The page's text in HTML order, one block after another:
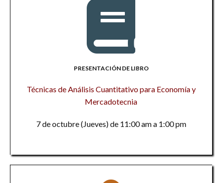
PRESENTACIÓN DE LIBRO
Técnicas de Análisis Cuantitativo para Economía y
Mercadotecnia
7 de octubre (Jueves) de 11:00 am a 1:00 pm